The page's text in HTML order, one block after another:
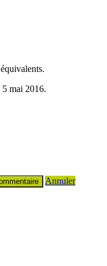
5 mai 2016.
Annuler